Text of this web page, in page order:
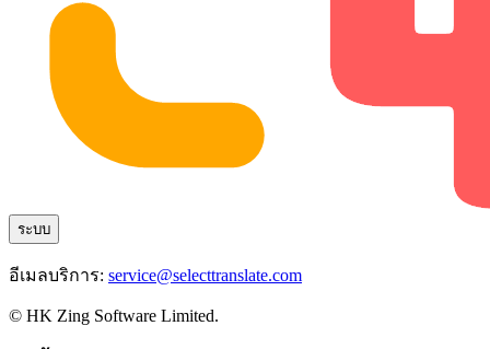
ระบบ
อีเมลบริการ: service@selecttranslate.com
© HK Zing Software Limited.